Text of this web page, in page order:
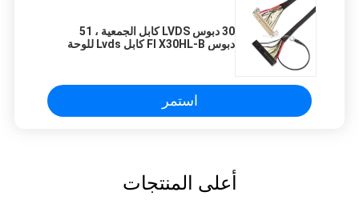
30 دبوس LVDS كابل الجمعية ، 51
دبوس FI X30HL-B كابل Lvds للوحة
استمر
أعلى المنتجات